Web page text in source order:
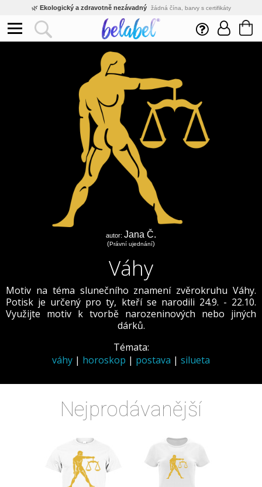
🌿 Ekologický a zdravotně nezávadný žádná čína, barvy s certifikáty
Inovativní výroba vlastní vývoj, nejnovější technologie
Rychlé dodání expedujeme do 24h
Výhodné pro firmy
Kvalita pod kontrolou jsme přímý výrobce, žádný zprostředkovatel
Český eshop s tradicí od roku 2010 tisíce spokojených zákazníků
autor: Jana Č.
(Právní ujednání)
Váhy
Motiv na téma slunečního znamení zvěrokruhu Váhy.
Potisk je určený pro ty, kteří se narodili 24.9. - 22.10.
Využijte motiv k tvorbě narozeninových nebo jiných
dárků.
Témata:
váhy | horoskop | postava | silueta
Nejprodávanější